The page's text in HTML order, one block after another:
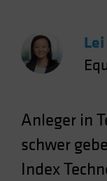
Other Asia-
Poland
Singapore
South Korea
Spain
Anleger in
schwer
Index